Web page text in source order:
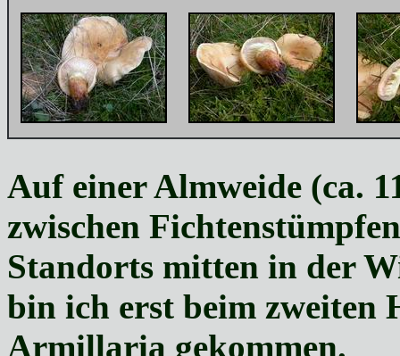
Auf einer Almweide (ca.
zwischen
Standorts mitten in der
bin ich erst beim zweiten
Armillaria gekommen.